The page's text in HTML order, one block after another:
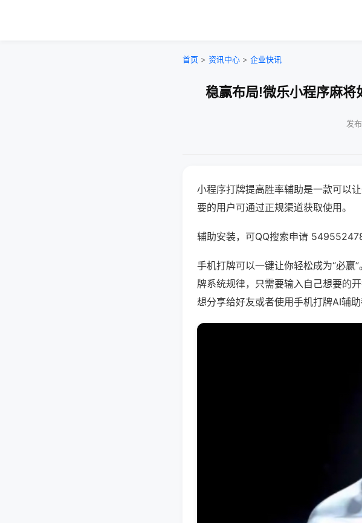
首页 > 资讯中心 > 企业快讯
稳赢布局!微乐小程序麻将
发
小程序打牌提高胜率辅助是一款可以
要的用户可通过正规渠道获取使用。
辅助安装，可QQ搜索申请
手机打牌可以一键让你轻松成为“必赢
牌系统规律，只需要输入自己想要的
想分享给好友或者使用手机打牌AI辅助